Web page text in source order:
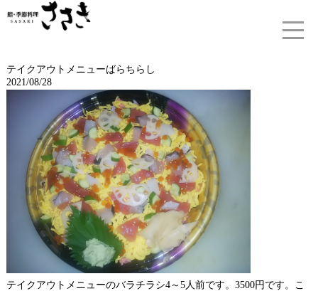
テイクアウトメニューばらちらし
2021/08/28
テイクアウトメニューのバラチラシ4～5人前です。3500円です。こ